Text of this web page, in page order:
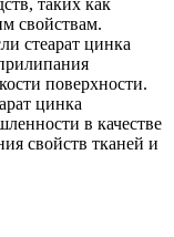
таких как
свойствам.
стеарат цинка
поверхности.
цинка
в качестве
свойств тканей и